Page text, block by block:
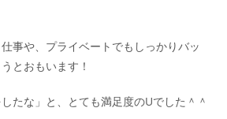
事や、プライベートでもしっかりバッ
とおもいます！
たな」と、とても満足度のUでした＾＾